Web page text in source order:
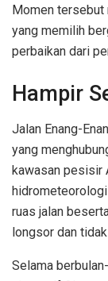
Momen tersebut
yang memilih
perbaikan dari
Hampir
Jalan Enang-
yang
kawasan pesisir
ruas jalan
longsor dan
Selama